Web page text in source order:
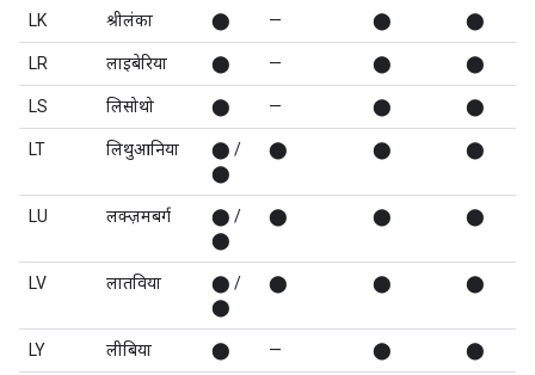
LK श्रीलंका ⬤ — ⬤ ⬤
LR लाइबेरिया ⬤ — ⬤ ⬤
LS लिसोथो ⬤ — ⬤ ⬤
LT लिथुआनिया
⬤ /
⬤
⬤ ⬤ ⬤
LU लक्ज़मबर्ग
⬤ /
⬤
⬤ ⬤ ⬤
LV लातविया
⬤ /
⬤
⬤ ⬤ ⬤
LY लीबिया ⬤ — ⬤ ⬤